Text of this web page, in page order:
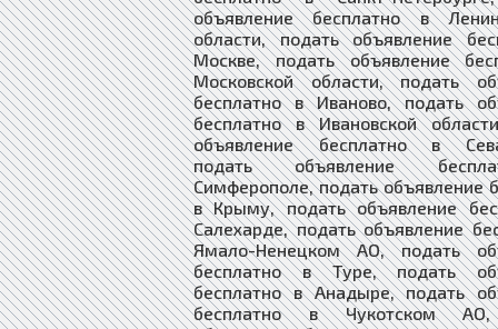
объявление бесплатно в
области, подать объявление
Москве, подать объявление
Московской области, подать
бесплатно в Иваново, подать
бесплатно в Ивановской
объявление бесплатно в
подать объявление
Симферополе, подать объявление
в Крыму, подать объявление
Салехарде, подать объявление
Ямало-Ненецком АО, подать
бесплатно в Туре, подать
бесплатно в Анадыре, подать
бесплатно в Чукотском АО,